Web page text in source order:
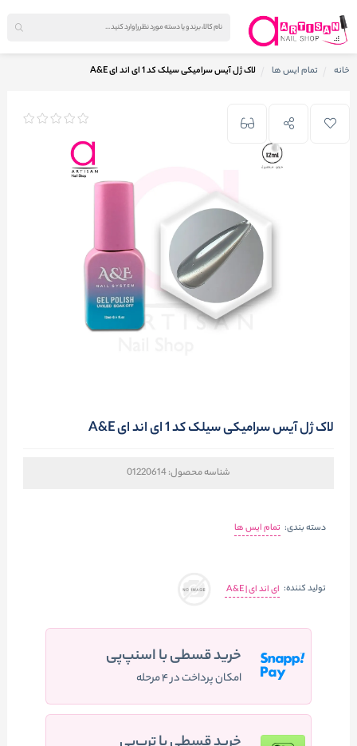
خانه تمام ایس ها لاک ژل آیس سرامیکی سیلک کد 1 ای اند ای A&E
لاک ژل آیس سرامیکی سیلک کد 1 ای اند ای A&E
شناسه محصول:01220614
دسته بندی: تمام ایس ها
تولید کننده: ای اند ای | A&E
خرید قسطی با اسنپ‌پی
امکان پرداخت در ۴ مرحله